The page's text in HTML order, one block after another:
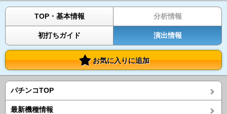
TOP・基本情報 分析情報
初打ちガイド 演出情報
お気に入りに追加
パチンコTOP
最新機種情報